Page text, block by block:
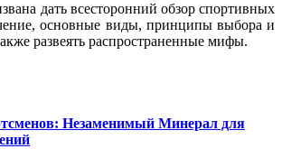
дать всесторонний обзор спортивных
основные виды, принципы выбора и
развеять распространенные мифы.
Незаменимый Минерал для